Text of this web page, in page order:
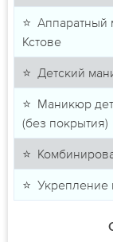
⭐ Аппаратный
Кстове
⭐ Детский
⭐ Маникюр
(без покрытия)
⭐
⭐ Укрепление